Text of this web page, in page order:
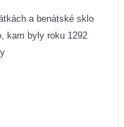
a benátské sklo
kam byly roku 1292